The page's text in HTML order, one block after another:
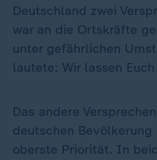
Deutschland zwei
war an die Ortskräfte
unter gefährlichen
lautete: Wir lassen
Das andere
deutschen
oberste Priorität. In